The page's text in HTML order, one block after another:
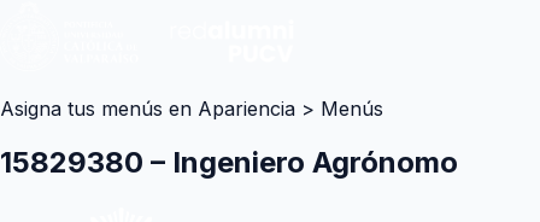
Asigna tus menús en Apariencia > Menús
15829380 – Ingeniero Agrónomo